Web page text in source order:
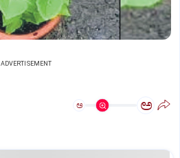
ADVERTISEMENT
ಅ ಅ